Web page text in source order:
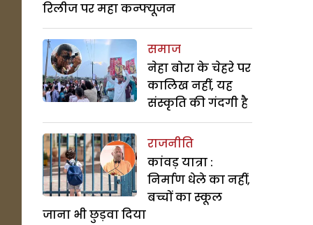
रिलीज पर महा कन्फ्यूजन
समाज
नेहा बोरा के चेहरे पर
कालिख नहीं, यह
संस्कृति की गंदगी है
राजनीति
कांवड़ यात्रा :
निर्माण धेले का नहीं,
बच्चों का स्कूल
जाना भी छुड़वा दिया